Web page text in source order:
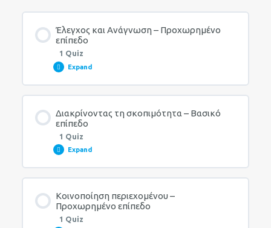
Έλεγχος και Ανάγνωση – Προχωρημένο
επίπεδο
1 Quiz
Expand
Quiz – Έλεγχος και Ανάγνωση – Προχωρημένο
Διακρίνοντας τη σκοπιμότητα – Βασικό
επίπεδο
1 Quiz
Expand
Κοινοποίηση περιεχομένου –
Προχωρημένο επίπεδο
1 Quiz